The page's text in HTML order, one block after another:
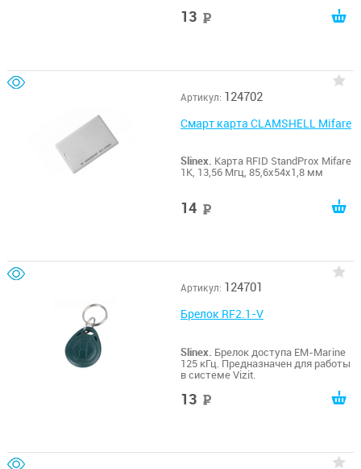
13
Артикул: 124702
Смарт карта CLAMSHELL Mifare
Slinex. Карта RFID StandProx Mifare
1K, 13,56 Мгц, 85,6х54х1,8 мм
14
Артикул: 124701
Брелок RF2.1-V
Slinex. Брелок доступа EM-Marine
125 кГц. Предназначен для работы
в системе Vizit.
13